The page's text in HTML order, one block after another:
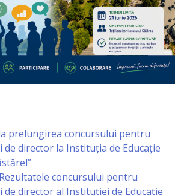
prelungirea concursului pentru
director la Instituția de Educație
concursului pentru
director al Instituției de Educație